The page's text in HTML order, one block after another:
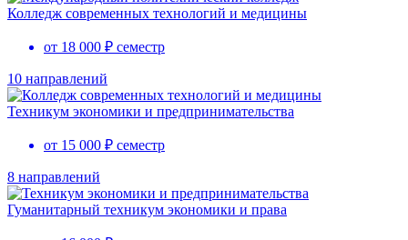
Колледж современных технологий и медицины
от 18 000 ₽ семестр
10 направлений
Техникум экономики и предпринимательства
от 15 000 ₽ семестр
8 направлений
Гуманитарный техникум экономики и права